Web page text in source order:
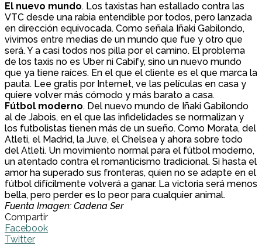
El nuevo mundo. Los taxistas han estallado contra las
VTC desde una rabia entendible por todos, pero lanzada
en dirección equivocada. Como señala Iñaki Gabilondo,
vivimos entre medias de un mundo que fue y otro que
será. Y a casi todos nos pilla por el camino. El problema
de los taxis no es Uber ni Cabify, sino un nuevo mundo
que ya tiene raíces. En el que el cliente es el que marca la
pauta. Lee gratis por Internet, ve las películas en casa y
quiere volver más cómodo y más barato a casa.
Fútbol moderno. Del nuevo mundo de Iñaki Gabilondo
al de Jabois, en el que las infidelidades se normalizan y
los futbolistas tienen más de un sueño. Como Morata, del
Atleti, el Madrid, la Juve, el Chelsea y ahora sobre todo
del Atleti. Un movimiento normal para el fútbol moderno,
un atentado contra el romanticismo tradicional. Si hasta el
amor ha superado sus fronteras, quien no se adapte en el
fútbol difícilmente volverá a ganar. La victoria será menos
bella, pero perder es lo peor para cualquier animal.
Fuenta Imagen: Cadena Ser
Compartir
Facebook
Twitter